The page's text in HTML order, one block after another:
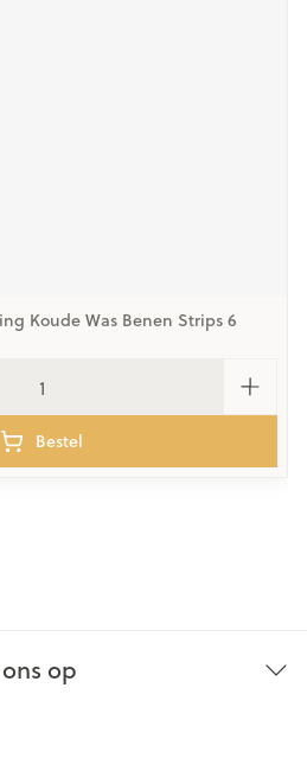
Koude Was Benen Strips 6
Bestel
op